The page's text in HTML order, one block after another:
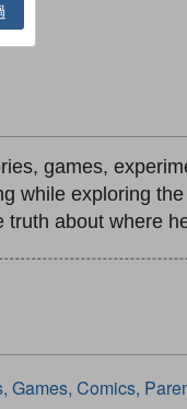
games,
while exploring
truth about where
Comics,